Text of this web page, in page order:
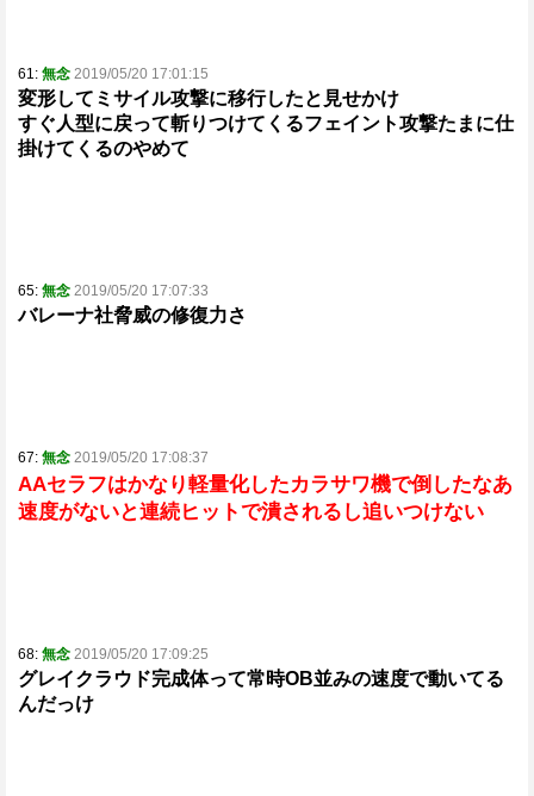
61: 無念 2019/05/20 17:01:15
変形してミサイル攻撃に移行したと見せかけ
すぐ人型に戻って斬りつけてくるフェイント攻撃たまに仕
掛けてくるのやめて
65: 無念 2019/05/20 17:07:33
バレーナ社脅威の修復力さ
67: 無念 2019/05/20 17:08:37
AAセラフはかなり軽量化したカラサワ機で倒したなあ
速度がないと連続ヒットで潰されるし追いつけない
68: 無念 2019/05/20 17:09:25
グレイクラウド完成体って常時OB並みの速度で動いてる
んだっけ